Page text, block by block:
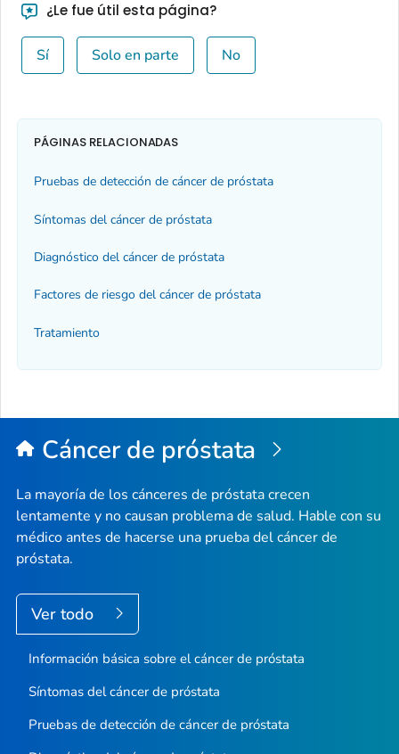
¿Le fue útil esta página?
Sí Solo en parte No
PÁGINAS RELACIONADAS
Pruebas de detección de cáncer de próstata
Síntomas del cáncer de próstata
Diagnóstico del cáncer de próstata
Factores de riesgo del cáncer de próstata
Tratamiento
Cáncer de próstata
La mayoría de los cánceres de próstata crecen
lentamente y no causan problema de salud. Hable con su
médico antes de hacerse una prueba del cáncer de
próstata.
Ver todo
Información básica sobre el cáncer de próstata
Síntomas del cáncer de próstata
Pruebas de detección de cáncer de próstata